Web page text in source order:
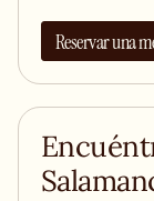
Reservar una